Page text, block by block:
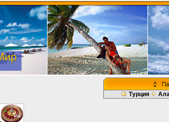
Турция